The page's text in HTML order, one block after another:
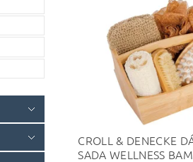
CROLL & DENECKE
SADA WELLNESS